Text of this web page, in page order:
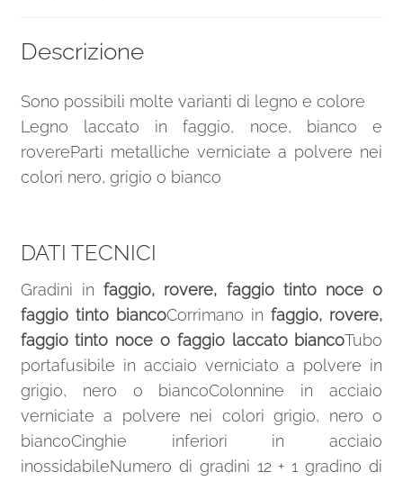
Descrizione
Sono possibili molte varianti di legno e colore
Legno laccato in faggio, noce, bianco e
rovereParti metalliche verniciate a polvere nei
colori nero, grigio o bianco
DATI TECNICI
Gradini infaggio, rovere, faggio tinto noce o
faggio tinto biancoCorrimano infaggio, rovere,
faggio tinto noce o faggio laccato biancoTubo
portafusibile in acciaio verniciato a polvere in
grigio, nero o biancoColonnine in acciaio
verniciate a polvere nei colori grigio, nero o
biancoCinghie inferiori in acciaio
inossidabileNumero di gradini 12 + 1 gradino di